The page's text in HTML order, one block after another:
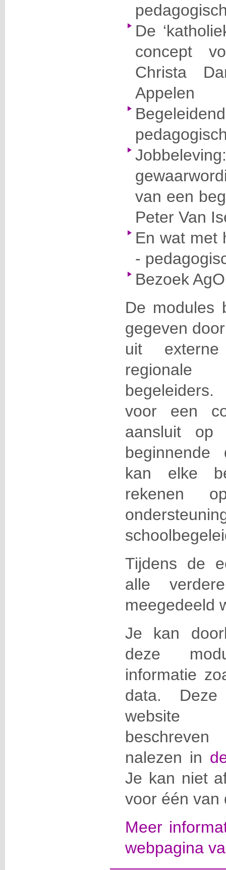
De
concept
Christa
Appelen
van een
Peter
En wat met
-
Bezoek
De modules
gegeven
uit
voor een
aansluit
beginnende
kan elke
rekenen
Tijdens de
alle
meegedeeld
Je kan
deze
informatie
data.
beschreven
nalezen in
Je kan niet
voor één van
Meer
webpagina